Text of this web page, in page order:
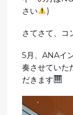
さい
)
さてさて、コ
5月、ANAイ
奏させていた
だきます